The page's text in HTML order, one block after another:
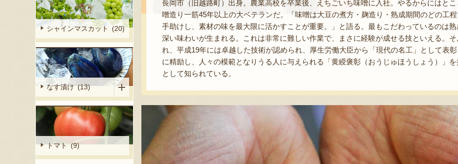
長岡市（旧越路町）出身。農業高校を卒業後、えちごいち味噌に入社。やるからにはと
噌造り一筋45年以上の大ベテランだ。「味噌は大豆の煮方・麹造り・熟成期間のどの工
手助けし、素材の味を最大限に活かすことが重要。」と語る。最もこだわっているのは
深い味わいが生まれる。これは非常に難しい作業で、まさに経験が成せる技といえる。
れ、平成19年には卓越した技術が認められ、厚生労働大臣から「現代の名工」として表
に精励し、人々の模範となりうる人に与えられる「黄綬褒彰（おうじゅほうしょう）」
として知られている。
シャインマスカット (20)
なす漬け (13)
トマト (9)